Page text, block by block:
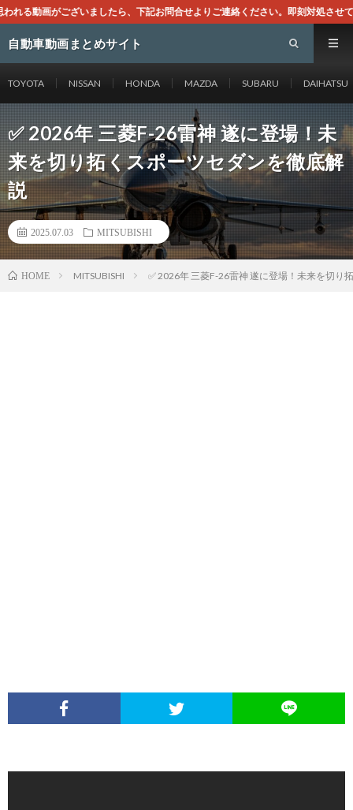
下記お問合せよりご連絡ください。即刻対処させて頂きます。なお、同サ
自動車動画まとめサイト
TOYOTA NISSAN HONDA MAZDA SUBARU DAIHATSU
✅ 2026年 三菱F-26雷神 遂に登場！未
来を切り拓くスポーツセダンを徹底解
説
2025.07.03 MITSUBISHI
HOME MITSUBISHI ✅ 2026年 三菱F-26雷神 遂に登場！未来を切り